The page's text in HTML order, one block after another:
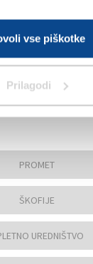
vse piškotke
Prilagodi
je
PROMET
ŠKOFIJE
UREDNIŠTVO